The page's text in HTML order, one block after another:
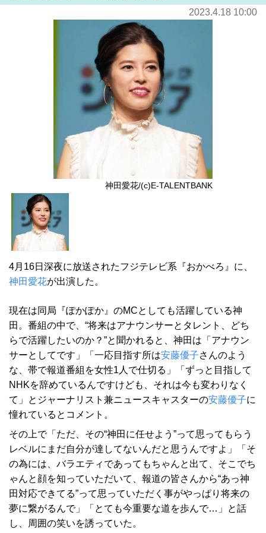
2023.4.18 10:00
神田愛花/(c)E-TALENTBANK
4月16日深夜に放送されたフジテレビ系『おかべろ』に、
神田愛花が出演した。
現在は同局『ぽかぽか』のMCとしても活躍している神
田。番組の中で、“将来はアナウンサーとタレント、どち
らで活躍したいのか？”と聞かれると、神田は「アナウン
サーとしてです」「一応目指す所は安藤優子さんのよう
な、帯で報道番組を女性1人で仕切る」「ずっと目指して
NHKを辞めているんですけども、それは今も変わりなく
て」とジャーナリスト兼ニュースキャスターの安藤優子に
憧れているとコメント。
その上で「ただ、その“神田に任せよう”って思ってもらう
レベルにまだ自分が達してないんだと思うんですよ」「そ
の為には、バラエティであってもちゃんと出て、そこでち
ゃんと顔を知っていただいて、報道の皆さんから“あっ神
田対応できてる”って思っていただく事がやっぱり将来の
夢に繋がるんで」「とても今重要な道を歩んで…」と話
し、周囲の笑いを誘っていた。